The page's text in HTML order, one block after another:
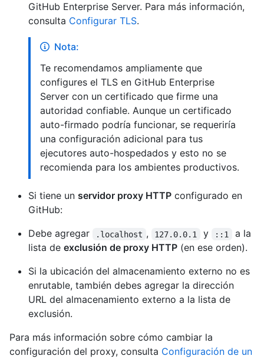
GitHub Enterprise Server. Para más información,
consulta Configurar TLS.
Nota:
Te recomendamos ampliamente que
configures el TLS en GitHub Enterprise
Server con un certificado que firme una
autoridad confiable. Aunque un certificado
auto-firmado podría funcionar, se requeriría
una configuración adicional para tus
ejecutores auto-hospedados y esto no se
recomienda para los ambientes productivos.
Si tiene un servidor proxy HTTP configurado en
GitHub:
Debe agregar
.localhost , 127.0.0.1 y ::1
a la
lista de exclusión de proxy HTTP (en ese orden).
Si la ubicación del almacenamiento externo no es
enrutable, también debes agregar la dirección
URL del almacenamiento externo a la lista de
exclusión.
Para más información sobre cómo cambiar la
configuración del proxy, consulta Configuración de un